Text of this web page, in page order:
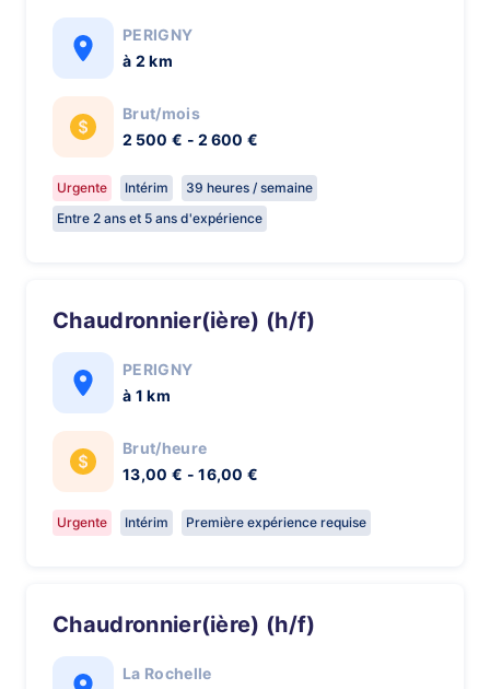
PERIGNY
à 2 km
Brut/mois
2 500 € - 2 600 €
Urgente Intérim
39 heures / semaine
Entre 2 ans et 5 ans d'expérience
Chaudronnier(ière) (h/f)
PERIGNY
à 1 km
Brut/heure
13,00 € - 16,00 €
Urgente Intérim Première expérience requise
Chaudronnier(ière) (h/f)
La Rochelle